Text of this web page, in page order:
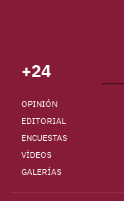
+24
OPINIÓN
EDITORIAL
ENCUESTAS
VÍDEOS
GALERÍAS